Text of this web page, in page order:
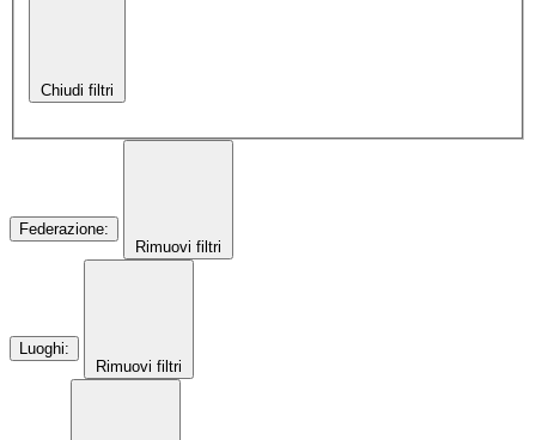
Chiudi filtri
Federazione:
Rimuovi filtri
Luoghi:
Rimuovi filtri